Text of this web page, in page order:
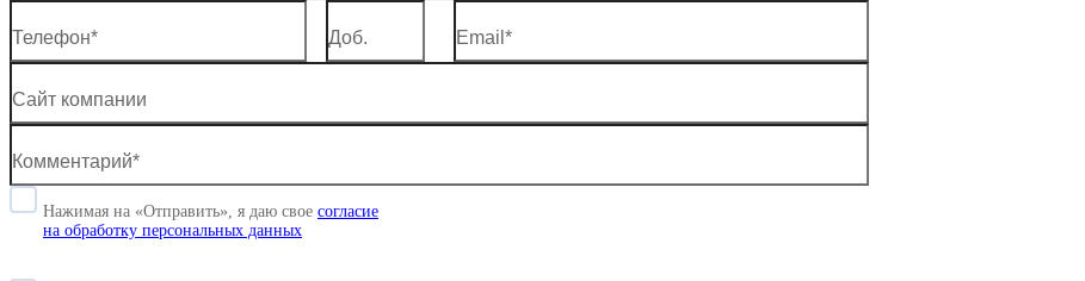
Нажимая на «Отправить», я даю свое согласие
на обработку персональных данных